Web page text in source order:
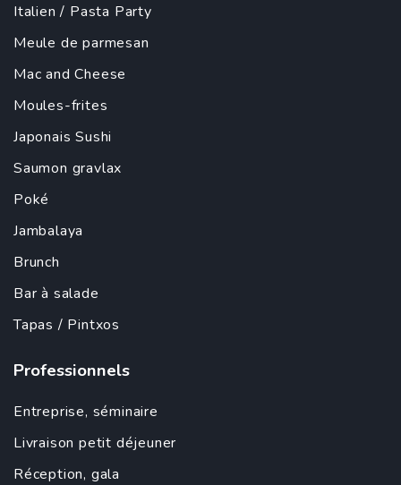
Italien / Pasta Party
Meule de parmesan
Mac and Cheese
Moules-frites
JaponaisSushi
Saumon gravlax
Poké
Jambalaya
Brunch
Bar à salade
Tapas / Pintxos
Professionnels
Entreprise, séminaire
Livraison petit déjeuner
Réception, gala